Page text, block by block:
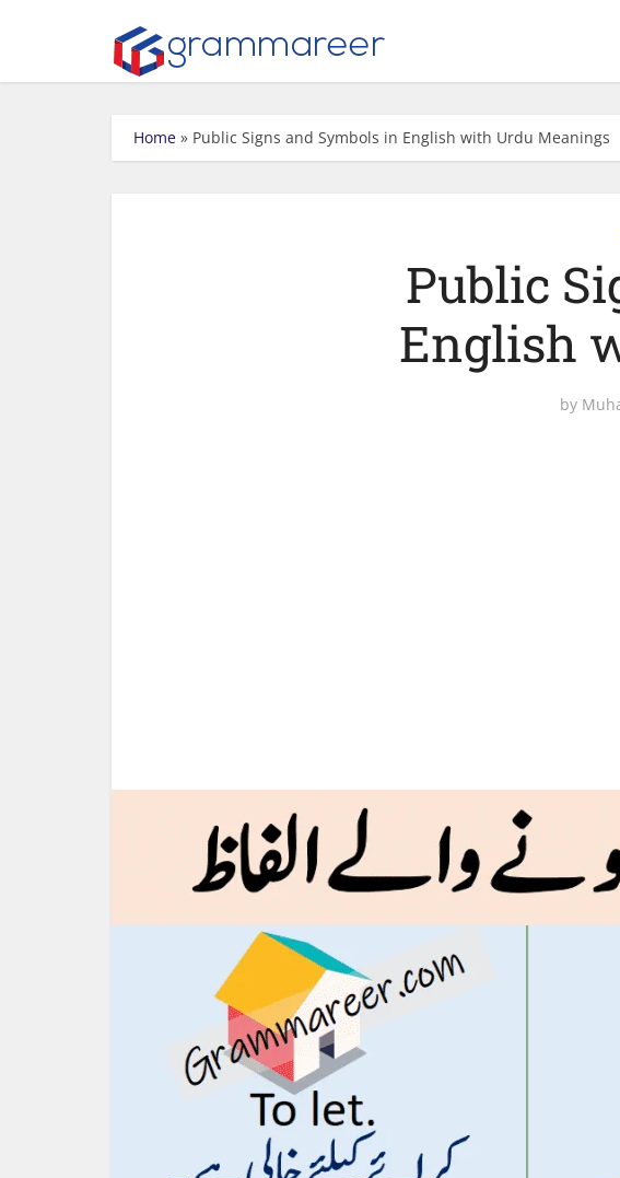
Home » Public Signs and Symbols in English with Urdu Meanings
Public
English
by